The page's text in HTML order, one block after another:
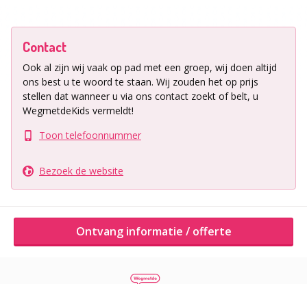
Contact
Ook al zijn wij vaak op pad met een groep, wij doen altijd
ons best u te woord te staan. Wij zouden het op prijs
stellen dat wanneer u via ons contact zoekt of belt, u
WegmetdeKids vermeldt!
Toon telefoonnummer
Bezoek de website
Ontvang informatie / offerte